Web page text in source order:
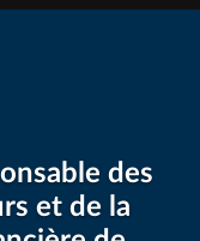
des
et de la